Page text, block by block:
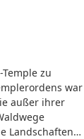
zu
war
außer ihrer
Landschaften